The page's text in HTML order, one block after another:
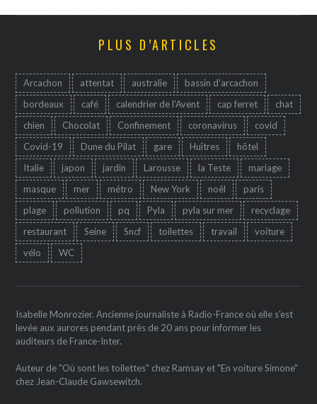
PLUS D’ARTICLES
Arcachon attentat australie
bassin d'arcachon
bordeaux
café calendrier de l'Avent cap ferret
chat
chien
Chocolat Confinement coronavirus
covid
Covid-19
Dune du Pilat gare Huîtres
hôtel
Italie
japon jardin Larousse la Teste
mariage
masque
mer métro New York noêl
paris
plage
pollution pq Pyla pyla sur mer
recyclage
restaurant
Seine Sncf toilettes travail
voiture
vélo
WC
Isabelle Monrozier. Ancienne journaliste à Radio-France où elle s'est
levée aux aurores pendant près de 20 ans pour informer les
auditeurs de France-Inter.
Auteur de "Où sont les toilettes" chez Ramsay et "En voiture Simone"
chez Jean-Claude Gawsewitch.